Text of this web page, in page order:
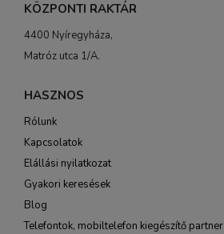
KÖZPONTI RAKTÁR
4400 Nyíregyháza,
Matróz utca 1/A.
HASZNOS
Rólunk
Kapcsolatok
Elállási nyilatkozat
Gyakori keresések
Blog
Telefontok, mobiltelefon kiegészítő partner